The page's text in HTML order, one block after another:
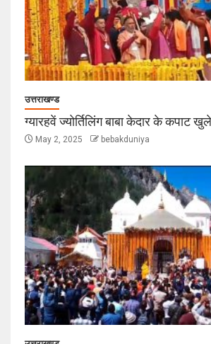
उत्तराखण्ड
ग्यारहवें ज्योर्तिलिंग बाबा केदार के कपाट खुले
May 2, 2025 bebakduniya